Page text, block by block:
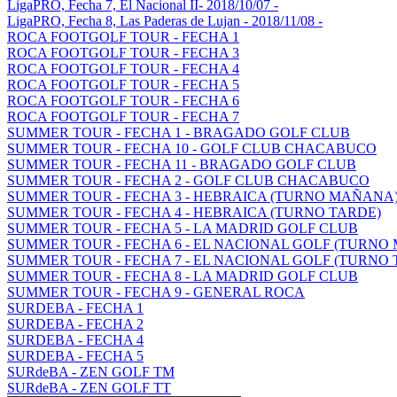
LigaPRO, Fecha 7, El Nacional II- 2018/10/07 -
LigaPRO, Fecha 8, Las Paderas de Lujan - 2018/11/08 -
ROCA FOOTGOLF TOUR - FECHA 1
ROCA FOOTGOLF TOUR - FECHA 3
ROCA FOOTGOLF TOUR - FECHA 4
ROCA FOOTGOLF TOUR - FECHA 5
ROCA FOOTGOLF TOUR - FECHA 6
ROCA FOOTGOLF TOUR - FECHA 7
SUMMER TOUR - FECHA 1 - BRAGADO GOLF CLUB
SUMMER TOUR - FECHA 10 - GOLF CLUB CHACABUCO
SUMMER TOUR - FECHA 11 - BRAGADO GOLF CLUB
SUMMER TOUR - FECHA 2 - GOLF CLUB CHACABUCO
SUMMER TOUR - FECHA 3 - HEBRAICA (TURNO
SUMMER TOUR - FECHA 4 - HEBRAICA (TURNO TARDE)
SUMMER TOUR - FECHA 5 - LA MADRID GOLF CLUB
SUMMER TOUR - FECHA 6 - EL NACIONAL GOLF
SUMMER TOUR - FECHA 7 - EL NACIONAL GOLF (TURNO
SUMMER TOUR - FECHA 8 - LA MADRID GOLF CLUB
SUMMER TOUR - FECHA 9 - GENERAL ROCA
SURDEBA - FECHA 1
SURDEBA - FECHA 2
SURDEBA - FECHA 4
SURDEBA - FECHA 5
SURdeBA - ZEN GOLF TM
SURdeBA - ZEN GOLF TT